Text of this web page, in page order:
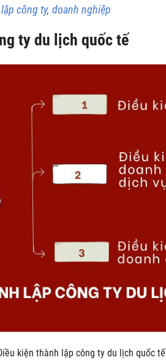
công ty, doanh nghiệp
ty du lịch quốc tế
kiện thành lập công ty du lịch quốc tế